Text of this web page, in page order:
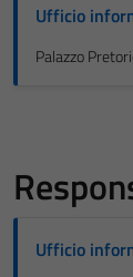
Ufficio
Palazzo
Ufficio